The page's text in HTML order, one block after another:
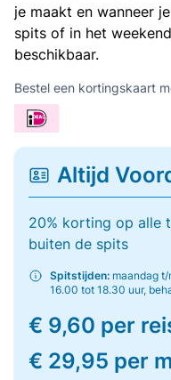
je maakt en wanneer
spits of in het
beschikbaar.
Bestel een kortingskaart
Altijd
20% korting op alle
buiten de spits
Spitstijden: maandag
16.00 tot 18.30 uur,
€ 9,60 per
€ 29,95 per